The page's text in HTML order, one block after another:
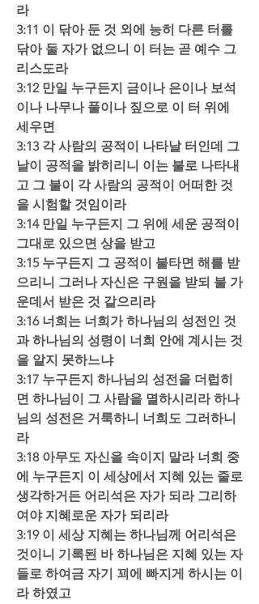
라
3:11 이 닦아 둔 것 외에 능히 다른 터를
닦아 둘 자가 없으니 이 터는 곧 예수 그
리스도라
3:12 만일 누구든지 금이나 은이나 보석
이나 나무나 풀이나 짚으로 이 터 위에
세우면
3:13 각 사람의 공적이 나타날 터인데 그
날이 공적을 밝히리니 이는 불로 나타내
고 그 불이 각 사람의 공적이 어떠한 것
을 시험할 것임이라
3:14 만일 누구든지 그 위에 세운 공적이
그대로 있으면 상을 받고
3:15 누구든지 그 공적이 불타면 해를 받
으리니 그러나 자신은 구원을 받되 불 가
운데서 받은 것 같으리라
3:16 너희는 너희가 하나님의 성전인 것
과 하나님의 성령이 너희 안에 계시는 것
을 알지 못하느냐
3:17 누구든지 하나님의 성전을 더럽히
면 하나님이 그 사람을 멸하시리라 하나
님의 성전은 거룩하니 너희도 그러하니
라
3:18 아무도 자신을 속이지 말라 너희 중
에 누구든지 이 세상에서 지혜 있는 줄로
생각하거든 어리석은 자가 되라 그리하
여야 지혜로운 자가 되리라
3:19 이 세상 지혜는 하나님께 어리석은
것이니 기록된 바 하나님은 지혜 있는 자
들로 하여금 자기 꾀에 빠지게 하시는 이
라 하였고